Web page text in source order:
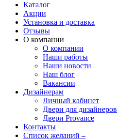
Каталог
Акции
Установка и доставка
Отзывы
О компании
О компании
Наши работы
Наши новости
Наш блог
Вакансии
Дизайнерам
Личный кабинет
Двери для дизайнеров
Двери Provance
Контакты
Список желаний –